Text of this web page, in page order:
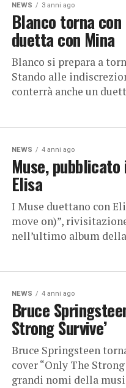
NEWS 3 anni ago
Blanco torna con
duetta con Mina
Blanco si prepara a
Stando alle
conterrà anche un
NEWS 4 anni ago
Muse,
Elisa
I Muse duettano con
move on)”,
nell’ultimo album
NEWS 4 anni ago
Bruce
Strong Survive’
Bruce Springsteen
cover “Only The
grandi nomi della